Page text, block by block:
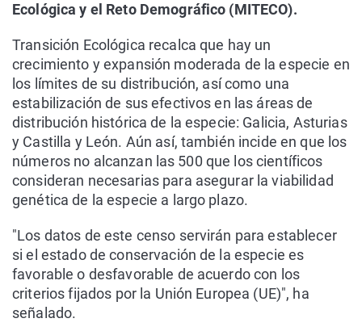
Ecológica y el Reto Demográfico (MITECO).
Transición Ecológica recalca que hay un
crecimiento y expansión moderada de la especie en
los límites de su distribución, así como una
estabilización de sus efectivos en las áreas de
distribución histórica de la especie: Galicia, Asturias
y Castilla y León. Aún así, también incide en que los
números no alcanzan las 500 que los científicos
consideran necesarias para asegurar la viabilidad
genética de la especie a largo plazo.
"Los datos de este censo servirán para establecer
si el estado de conservación de la especie es
favorable o desfavorable de acuerdo con los
criterios fijados por la Unión Europea (UE)", ha
señalado.